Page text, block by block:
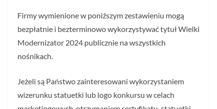
Firmy wymienione w poniższym zestawieniu mogą
bezpłatnie i bezterminowo wykorzystywać tytuł Wielki
Modernizator 2024 publicznie na wszystkich
nośnikach.
Jeżeli są Państwo zainteresowani wykorzystaniem
wizerunku statuetki lub logo konkursu w celach